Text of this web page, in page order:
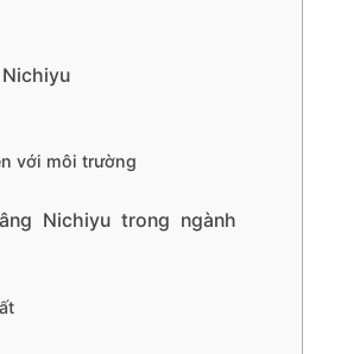
với môi trường
Nichiyu trong ngành